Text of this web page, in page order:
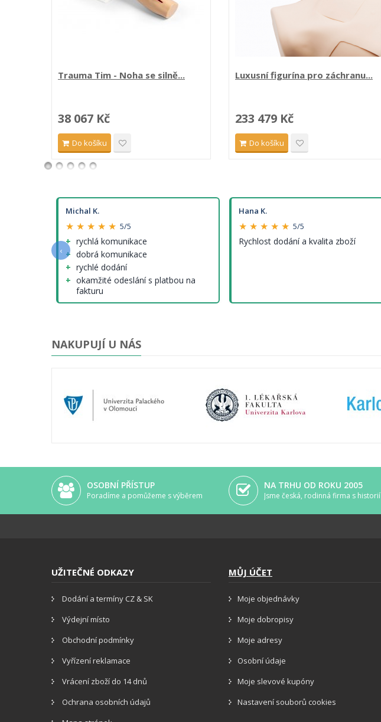
Trauma Tim - Noha se silně...
38 067 Kč
Do košíku
Luxusní figurína pro záchranu...
233 479 Kč
Do košíku
Michal K.
★ ★ ★ ★ ★ 5/5
rychlá komunikace
dobrá komunikace
rychlé dodání
okamžité odeslání s platbou na
fakturu
nenalezl jsem (tedy krom cen
Hana K.
★ ★ ★ ★ ★ 5/5
Rychlost dodání a kvalita zboží
‹
NAKUPUJÍ U NÁS
OSOBNÍ PŘÍSTUP
Poradíme a pomůžeme s výběrem
NA TRHU OD ROKU 2005
Jsme česká, rodinná firma s historií
UŽITEČNÉ ODKAZY
Dodání a termíny CZ & SK
Výdejní místo
Obchodní podmínky
Vyřízení reklamace
Vrácení zboží do 14 dnů
Ochrana osobních údajů
MŮJ ÚČET
Moje objednávky
Moje dobropisy
Moje adresy
Osobní údaje
Moje slevové kupóny
Nastavení souborů cookies